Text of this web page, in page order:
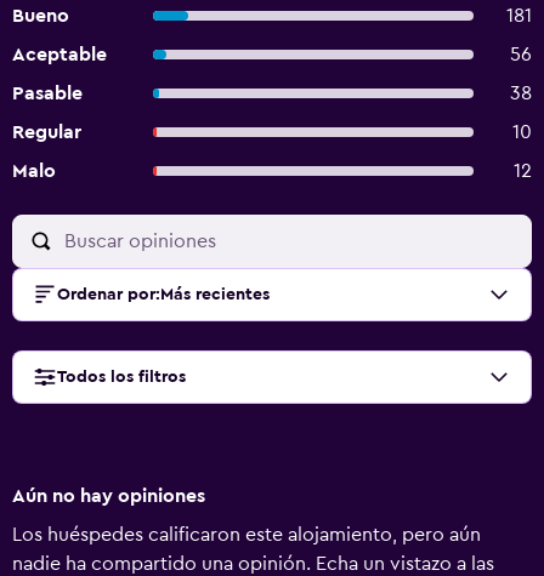
Bueno
181
Aceptable
56
Pasable
38
Regular
10
Malo
12
Ordenar por: Más recientes
Todos los filtros
Aún no hay opiniones
Los huéspedes calificaron este alojamiento, pero aún
nadie ha compartido una opinión. Echa un vistazo a las